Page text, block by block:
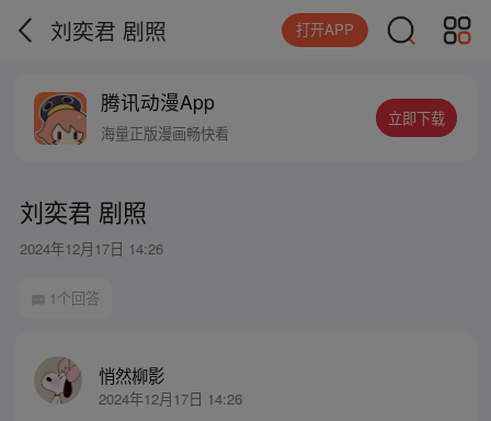
刘奕君 剧照 打开APP
腾讯动漫App
海量正版漫画畅快看
立即下载
刘奕君 剧照
2024年12月17日 14:26
1个回答
悄然柳影
2024年12月17日 14:26